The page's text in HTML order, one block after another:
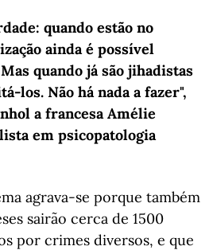
quando estão no
ainda é possível
quando já são jihadistas
los. Não há nada a fazer",
a francesa Amélie
em psicopatologia
agrava-se porque também
sairão cerca de 1500
por crimes diversos, e que